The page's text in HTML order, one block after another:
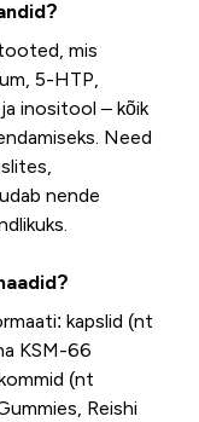
mis
5-HTP,
inositool – kõik
Need
nende
kapslid (nt
KSM-66
(nt
Reishi